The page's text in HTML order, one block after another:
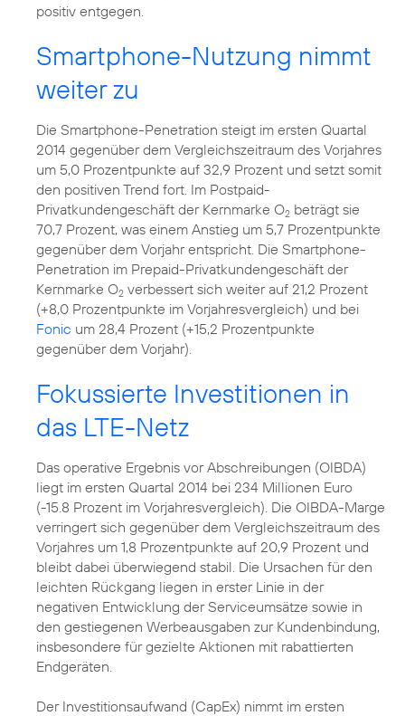
positiv entgegen.
Smartphone-Nutzung nimmt
weiter zu
Die Smartphone-Penetration steigt im ersten Quartal
2014 gegenüber dem Vergleichszeitraum des Vorjahres
um 5,0 Prozentpunkte auf 32,9 Prozent und setzt somit
den positiven Trend fort. Im Postpaid-
Privatkundengeschäft der Kernmarke O2 beträgt sie
70,7 Prozent, was einem Anstieg um 5,7 Prozentpunkte
gegenüber dem Vorjahr entspricht. Die Smartphone-
Penetration im Prepaid-Privatkundengeschäft der
Kernmarke O2 verbessert sich weiter auf 21,2 Prozent
(+8,0 Prozentpunkte im Vorjahresvergleich) und bei
Fonic um 28,4 Prozent (+15,2 Prozentpunkte
gegenüber dem Vorjahr).
Fokussierte Investitionen in
das LTE-Netz
Das operative Ergebnis vor Abschreibungen (OIBDA)
liegt im ersten Quartal 2014 bei 234 Millionen Euro
(-15.8 Prozent im Vorjahresvergleich). Die OIBDA-Marge
verringert sich gegenüber dem Vergleichszeitraum des
Vorjahres um 1,8 Prozentpunkte auf 20,9 Prozent und
bleibt dabei überwiegend stabil. Die Ursachen für den
leichten Rückgang liegen in erster Linie in der
negativen Entwicklung der Serviceumsätze sowie in
den gestiegenen Werbeausgaben zur Kundenbindung,
insbesondere für gezielte Aktionen mit rabattierten
Endgeräten.
Der Investitionsaufwand (CapEx) nimmt im ersten